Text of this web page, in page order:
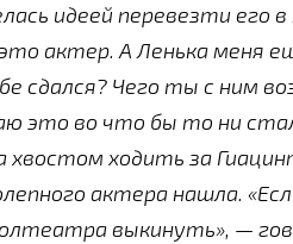
идеей перевезти его
актер. А Ленька меня
сдался? Чего ты с ним
это во что бы то ни
хвостом ходить за
актера нашла.
выкинуть», —